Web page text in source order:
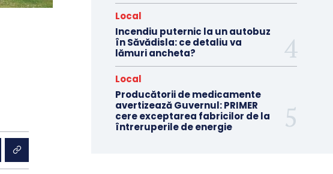
Local
Incendiu puternic la un autobuz
în Săvădisla: ce detaliu va
lămuri ancheta?
Local
Producătorii de medicamente
avertizează Guvernul: PRIMER
cere exceptarea fabricilor de la
întreruperile de energie